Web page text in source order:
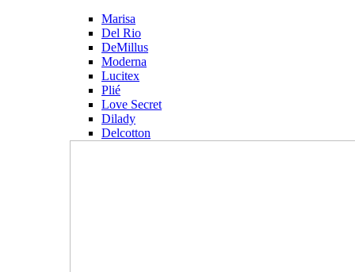
Marisa
Del Rio
DeMillus
Moderna
Lucitex
Plié
Love Secret
Dilady
Delcotton